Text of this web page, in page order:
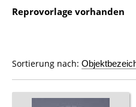
Reprovorlage vorhanden
Sortierung nach: